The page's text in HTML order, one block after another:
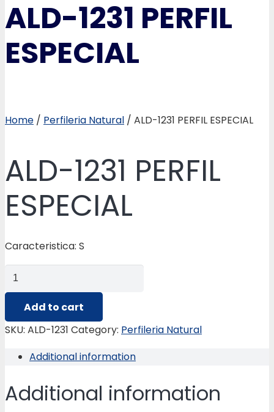
ALD-1231 PERFIL
ESPECIAL
Home / Perfileria Natural / ALD-1231 PERFIL ESPECIAL
ALD-1231 PERFIL
ESPECIAL
Caracteristica: S
ALD-
1231
PERFIL
ESPECIAL
Add to cart
SKU: ALD-1231 Category: Perfileria Natural
Additional information
Additional information